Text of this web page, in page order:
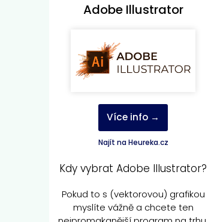
Adobe Illustrator
Více info →
Najít na Heureka.cz
Kdy vybrat Adobe Illustrator?
Pokud to s (vektorovou) grafikou
myslíte vážně a chcete ten